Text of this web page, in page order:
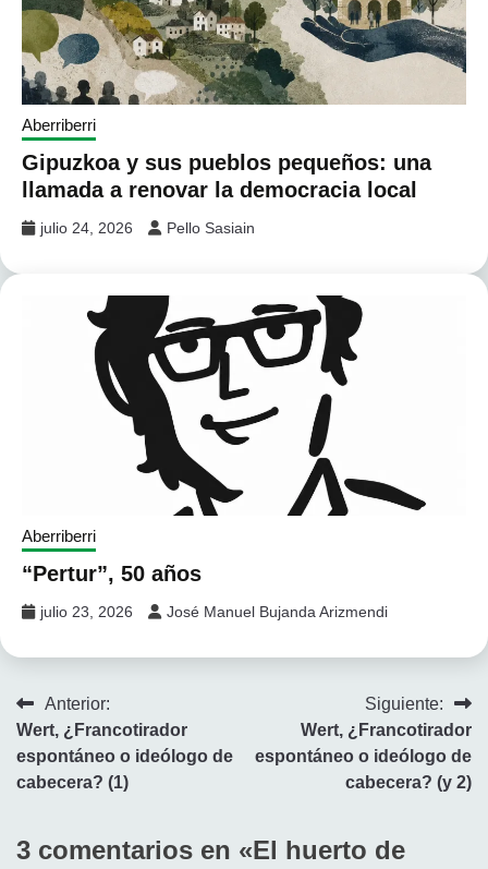
Aberriberri
Gipuzkoa y sus pueblos pequeños: una
llamada a renovar la democracia local
julio 24, 2026 Pello Sasiain
Aberriberri
“Pertur”, 50 años
julio 23, 2026 José Manuel Bujanda Arizmendi
Navegación
de
entradas
Anterior:
Wert, ¿Francotirador
espontáneo o ideólogo de
cabecera? (1)
Siguiente:
Wert, ¿Francotirador
espontáneo o ideólogo de
cabecera? (y 2)
3 comentarios en «El huerto de